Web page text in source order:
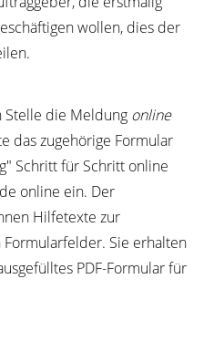
wollen, dies der
Stelle die Meldung online
das zugehörige Formular
Schritt für Schritt online
online ein. Der
Hilfetexte zur
Sie erhalten
PDF-Formular für